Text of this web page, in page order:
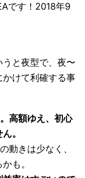
です！2018年9
と夜型で、夜〜
けて利確する事
高額ゆえ、初心
。
動きは少なく、
も。